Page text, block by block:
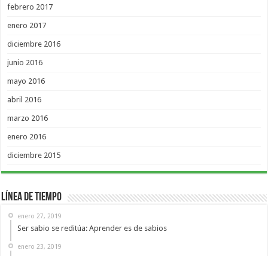
febrero 2017
enero 2017
diciembre 2016
junio 2016
mayo 2016
abril 2016
marzo 2016
enero 2016
diciembre 2015
Línea de Tiempo
enero 27, 2019
Ser sabio se reditúa: Aprender es de sabios
enero 23, 2019